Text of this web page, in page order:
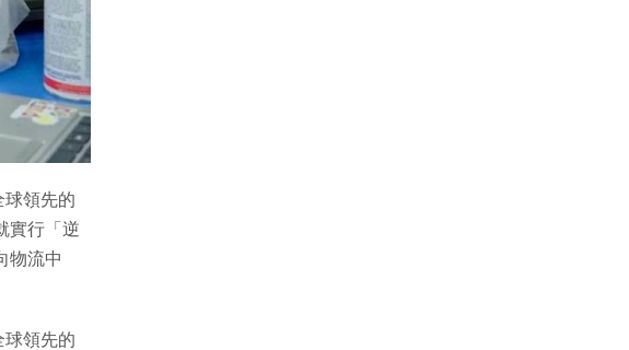
球領先的
實行「逆
物流中
球領先的